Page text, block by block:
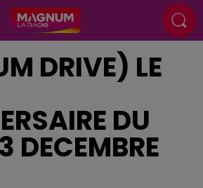
DRIVE) LE
DU
DECEMBRE